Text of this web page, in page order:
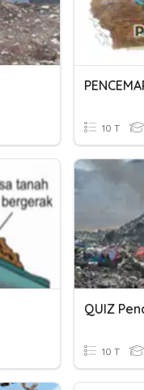
10 T
QUIZ
10 T